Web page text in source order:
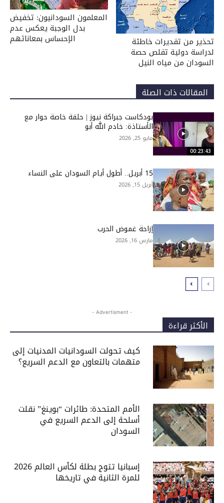
تحذير من تقديرات خاطئة
لدراسة دولية تقلص حصة
السودان من مياه النيل
المعلمون السودانيون: تخفيض
بدل الوجبة يعكس عدم
الإحساس بمعاناتهم
المقالات ذات الصلة
00:23:43
بودكاست جبراكة نيوز | حلقة خاصة حوار مع
الأستاذة: خادم الله أبو
مايو 25, 2026
15 أبريل.. أطول أيام السودان على النساء
أبريل 15, 2026
إزاحة غموض الحرب
مارس 16, 2026
- Advertisment -
الأكثر قراءة
كيف تحولت السودانيات المدنيات إلى
متهمات بالتعاون مع الدعم السريع؟
الأمم المتحدة: طائرات “بوينغ” نقلت
أسلحة إلى الدعم السريع في
السودان
إسبانيا تتوج بطلة لكأس العالم 2026
للمرة الثانية في تاريخها